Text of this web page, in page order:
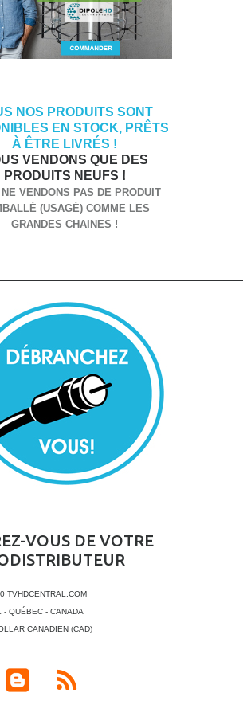
NOS PRODUITS SONT
EN STOCK, PRÊTS
À ÊTRE LIVRÉS !
VENDONS QUE DES
PRODUITS NEUFS !
NE VENDONS PAS DE PRODUIT
(USAGÉ) COMME LES
GRANDES CHAINES !
VOUS DE VOTRE
TVHDCENTRAL.COM
- QUÉBEC - CANADA
CANADIEN (CAD)